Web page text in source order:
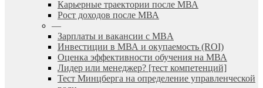
Карьерные траектории после МВА
Рост доходов после МВА
—
Зарплаты и вакансии с MBA
Инвестиции в МВА и окупаемость (ROI)
Оценка эффективности обучения на МВА
Лидер или менеджер? [тест компетенций]
Тест Минцберга на определение управленческой